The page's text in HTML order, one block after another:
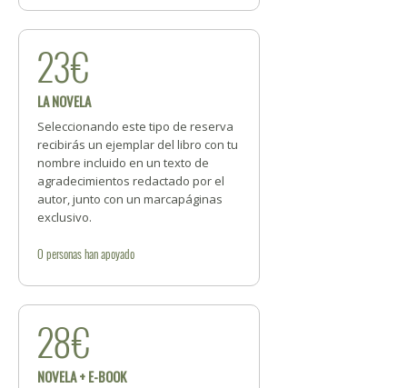
23€
LA NOVELA
Seleccionando este tipo de reserva
recibirás un ejemplar del libro con tu
nombre incluido en un texto de
agradecimientos redactado por el
autor, junto con un marcapáginas
exclusivo.
0 personashan apoyado
28€
NOVELA + E-BOOK